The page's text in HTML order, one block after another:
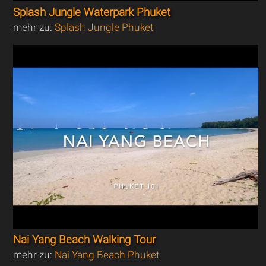
Splash Jungle Waterpark Phuket
mehr zu:Splash Jungle Phuket
Nai Yang Beach Walking Tour
mehr zu: Nai Yang Beach Phuket